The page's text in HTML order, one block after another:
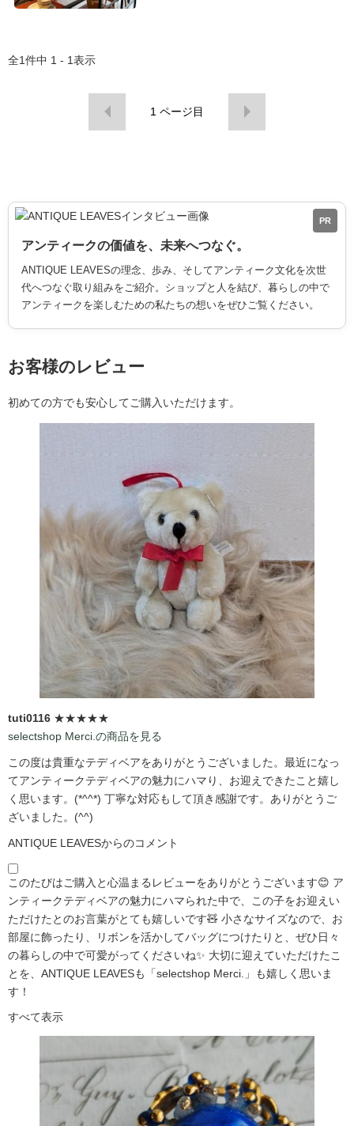
全1件中 1 - 1表示
1 ページ目
PR
アンティークの価値を、未来へつなぐ。
ANTIQUE LEAVESの理念、歩み、そしてアンティーク文化を次世
代へつなぐ取り組みをご紹介。ショップと人を結び、暮らしの中で
アンティークを楽しむための私たちの想いをぜひご覧ください。
お客様のレビュー
初めての方でも安心してご購入いただけます。
tuti0116 ★★★★★
selectshop Merci.の商品を見る
この度は貴重なテディベアをありがとうございました。最近になっ
てアンティークテディベアの魅力にハマり、お迎えできたこと嬉し
く思います。(*^^*) 丁寧な対応もして頂き感謝です。ありがとうご
ざいました。(^^)
ANTIQUE LEAVESからのコメント
このたびはご購入と心温まるレビューをありがとうございます😊 ア
ンティークテディベアの魅力にハマられた中で、この子をお迎えい
ただけたとのお言葉がとても嬉しいです🧸 小さなサイズなので、お
部屋に飾ったり、リボンを活かしてバッグにつけたりと、ぜひ日々
の暮らしの中で可愛がってくださいね✨ 大切に迎えていただけたこ
とを、ANTIQUE LEAVESも「selectshop Merci.」も嬉しく思いま
す！
すべて表示